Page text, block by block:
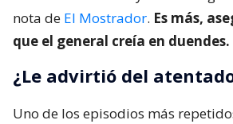
nota de El Mostrador. Es más,
que el general creía en duendes.
¿Le advirtió del
Uno de los episodios más